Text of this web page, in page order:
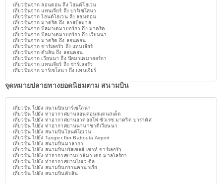
เที่ยวบินจาก ลอนดอน ถึง ไอนด์โฮเวน
เที่ยวบินจาก แทนเจียร์ ถึง บาร์เซโลนา
เที่ยวบินจาก ไอนด์โฮเวน ถึง ลอนดอน
เที่ยวบินจาก มาดริด ถึง ลาสปัลมาส
เที่ยวบินจาก ปัลมาเดมายอร์กา ถึง มาดริด
เที่ยวบินจาก ปัลมาเดมายอร์กา ถึง เวียนนา
เที่ยวบินจาก มาดริด ถึง ลอนดอน
เที่ยวบินจาก ชาร์เลอรัว ถึง แทนเจียร์
เที่ยวบินจาก ดับลิน ถึง ลอนดอน
เที่ยวบินจาก เวียนนา ถึง ปัลมาเดมายอร์กา
เที่ยวบินจาก แทนเจียร์ ถึง ชาร์เลอรัว
เที่ยวบินจาก บาร์เซโลนา ถึง แทนเจียร์
จุดหมายปลายทางยอดนิยมตาม สนามบิน
เที่ยวบิน ไปยัง สนามบินบาร์เซโลน่า
เที่ยวบิน ไปยัง ท่าอากาศยานลอนดอนสแตนสเต็ด
เที่ยวบิน ไปยัง ท่าอากาศยานอาดอลโฟ ซัวเรซ มาดริด บาราคัส
เที่ยวบิน ไปยัง ท่าอากาศยานนานาชาติเวียนนา
เที่ยวบิน ไปยัง สนามบินไอนด์โฮเวน
เที่ยวบิน ไปยัง Tangier Ibn Battouta Airport
เที่ยวบิน ไปยัง สนามบินมาลากา
เที่ยวบิน ไปยัง สนามบินบรัสเซลส์ เซาท์ ชาร์เลอรัว
เที่ยวบิน ไปยัง ท่าอากาศยานปาล์มา เดอ มาลโลร์กา
เที่ยวบิน ไปยัง ท่าอากาศยานโบเว-ติล
เที่ยวบิน ไปยัง สนามบินกรานคานาเรีย
เที่ยวบิน ไปยัง สนามบินดับลิน